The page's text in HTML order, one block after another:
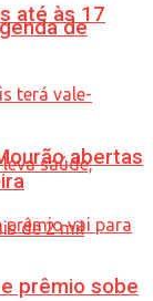
até às 17
de
abertas
prêmio sobe